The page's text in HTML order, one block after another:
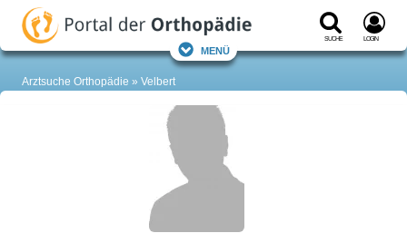
Suche Login
Menü
Arztsuche Orthopädie Velbert